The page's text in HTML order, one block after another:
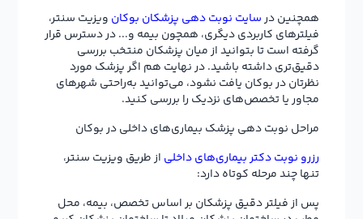
همچنین درسایت نوبت دهی پزشکان بوکان ویزیت سنتر،
فیلترهای کاربردی دیگری، همچون بیمه و... در دسترس قرار
گرفته است تا بتوانید از میان پزشکان منتخب بررسی
دقیق‌تری داشته باشید. در نهایت هم اگر پزشک مورد
نظرتان در بوکان یافت نشود، می‌توانید به‌راحتی شهرهای
مجاور یا تخصص‌های نزدیک را بررسی کنید.
مراحل نوبت دهی پزشک بیماری‌های داخلی در بوکان
رزرو نوبت دکتر بیماری‌های داخلی از طریق ویزیت سنتر،
تنها چند مرحله کوتاه دارد:
پس از فیلتر دقیق پزشکان بر اساس تخصص، بیمه، محل